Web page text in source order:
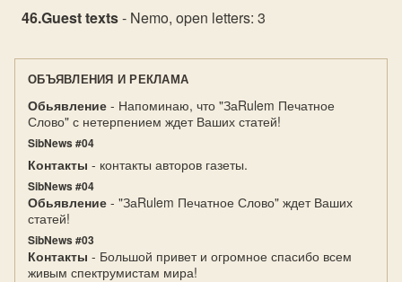
Guest texts- Nemo, open letters: 3
ОБЪЯВЛЕНИЯ И РЕКЛАМА
Обьявление - Напоминаю, что "ЗаRulem Печатное
Слово" с нетерпением ждет Ваших статей!
SibNews #04
Контакты - контакты авторов газеты.
SibNews #04
Обьявление - "ЗаRulem Печатное Слово" ждет Ваших
статей!
SibNews #03
Контакты - Большой привет и огромное спасибо всем
живым спектрумистам мира!